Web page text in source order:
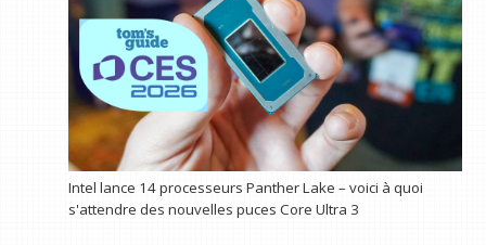
Intel lance 14 processeurs Panther Lake – voici à quoi
s'attendre des nouvelles puces Core Ultra 3